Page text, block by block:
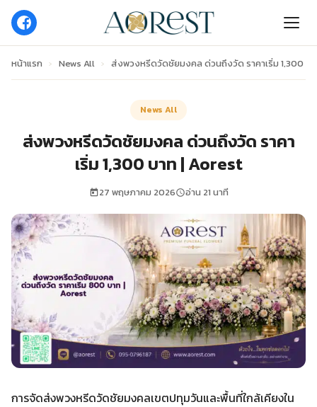
หน้าแรก › News All › ส่งพวงหรีดวัดชัยมงคล ด่วนถึงวัด ราคาเริ่ม 1,300 บ
News All
ส่งพวงหรีดวัดชัยมงคล ด่วนถึงวัด ราคา
เริ่ม 1,300 บาท | Aorest
27 พฤษภาคม 2026 อ่าน 21 นาที
การจัดส่งพวงหรีดวัดชัยมงคลเขตปทุมวันและพื้นที่ใกล้เคียงใน